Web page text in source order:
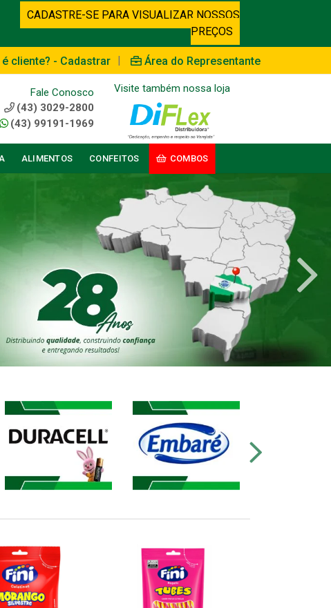
CADASTRE-SE PARA VISUALIZAR NOSSOS
PREÇOS
é cliente? - Cadastrar | Área do Representante
Fale Conosco
(43) 3029-2800
(43) 99191-1969
Visite também nossa loja
ALIMENTOS CONFEITOS COMBOS